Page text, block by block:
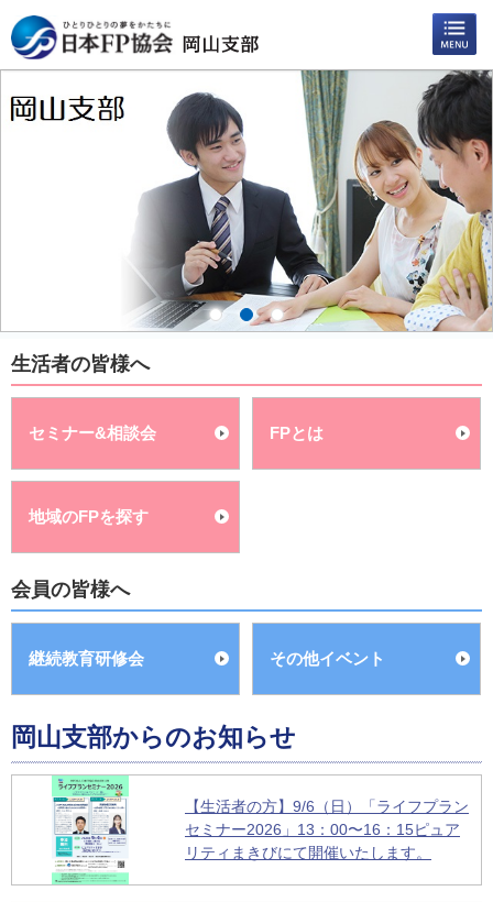
生活者の皆様へ
セミナー&相談会 FPとは
地域のFPを探す
会員の皆様へ
継続教育研修会 その他イベント
岡山支部からのお知らせ
【生活者の方】9/6（日）「ライフプラン
セミナー2026」13：00〜16：15ピュア
リティまきびにて開催いたします。